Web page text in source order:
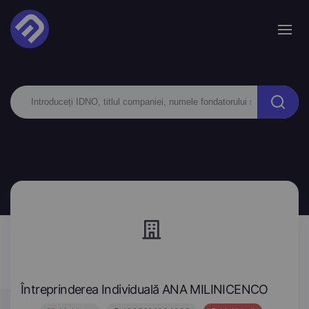
Întreprinderea Individuală ANA MILINICENCO